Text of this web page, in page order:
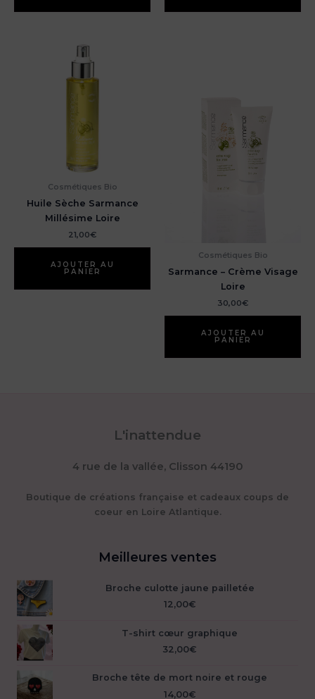
Cosmétiques Bio
Huile Sèche Sarmance
Millésime Loire
21,00€
AJOUTER AU
PANIER
Cosmétiques Bio
Sarmance – Crème Visage
Loire
30,00€
AJOUTER AU
PANIER
L'inattendue
4 rue de la vallée, Clisson 44190
Boutique de créations française et cadeaux coups de
coeur en Loire Atlantique.
Meilleures ventes
Broche culotte jaune pailletée
12,00€
T-shirt cœur graphique
32,00€
Broche tête de mort noire et rouge
14,00€